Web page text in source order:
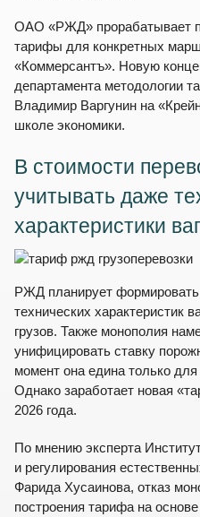
ОАО «РЖД» прорабатывает
тарифы для конкретных
«Коммерсантъ». Новую
департамента методологии
Владимир Варгунин на
школе экономики.
В стоимости
учитывать даже
характеристики
РЖД планирует
технических характеристик
грузов. Также монополия
унифицировать ставку
момент она едина только
Однако заработает новая
2026 года.
По мнению эксперта
и регулирования
Фарида Хусаинова, отказ
построения тарифа на